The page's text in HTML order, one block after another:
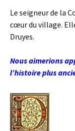
Le seigneur de la
cœur du village.
Druyes.
Nous aimerions
l’histoire plus